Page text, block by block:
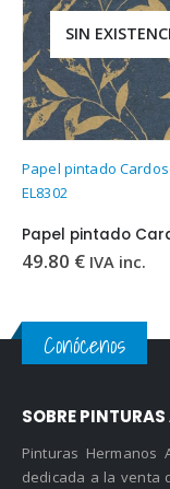
SIN
Papel pintado
EL8302
49.80 € IVA inc.
Conócenos
SOBRE
Pinturas Hermanos
dedicada a la venta